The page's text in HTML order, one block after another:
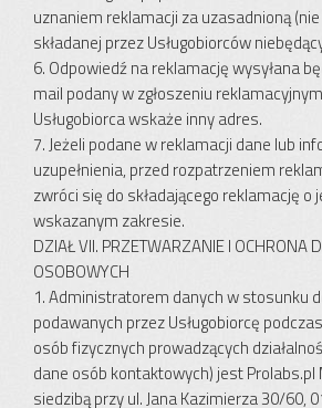
uznaniem reklamacji za uzasadnioną
składanej przez Usługobiorców
6. Odpowiedź na reklamację wysyłana
mail podany w zgłoszeniu
Usługobiorca wskaże inny adres.
7. Jeżeli podane w reklamacji dane lub
uzupełnienia, przed rozpatrzeniem
zwróci się do składającego reklamację o
wskazanym zakresie.
DZIAŁ VII. PRZETWARZANIE I OCHRONA
OSOBOWYCH
1. Administratorem danych w stosunku
podawanych przez Usługobiorcę
osób fizycznych prowadzących
dane osób kontaktowych) jest Prolabs.pl
siedzibą przy ul. Jana Kazimierza 30/60,